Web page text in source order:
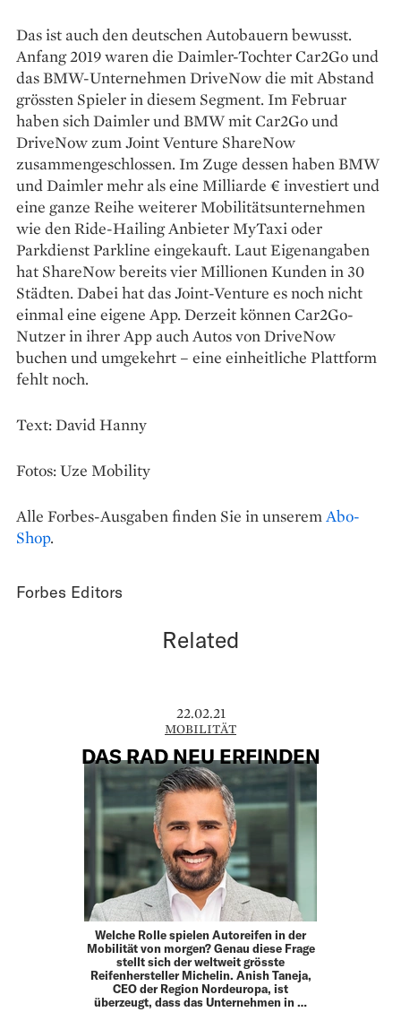
Das ist auch den deutschen Autobauern bewusst.
Anfang 2019 waren die Daimler-Tochter Car2Go und
das BMW-Unternehmen DriveNow die mit Abstand
grössten Spieler in diesem Segment. Im Februar
haben sich Daimler und BMW mit Car2Go und
DriveNow zum Joint Venture ShareNow
zusammengeschlossen. Im Zuge dessen haben BMW
und Daimler mehr als eine Milliarde € investiert und
eine ganze Reihe weiterer Mobilitätsunternehmen
wie den Ride-Hailing Anbieter MyTaxi oder
Parkdienst Parkline eingekauft. Laut Eigenangaben
hat ShareNow bereits vier Millionen Kunden in 30
Städten. Dabei hat das Joint-Venture es noch nicht
einmal eine eigene App. Derzeit können Car2Go-
Nutzer in ihrer App auch Autos von DriveNow
buchen und umgekehrt – eine einheitliche Plattform
fehlt noch.
Text: David Hanny
Fotos: Uze Mobility
Alle Forbes-Ausgaben finden Sie in unseremAbo-
Shop.
Forbes Editors
Related
22.02.21
MOBILITÄT
DAS RAD NEU ERFINDEN
Welche Rolle spielen Autoreifen in der
Mobilität von morgen? Genau diese Frage
stellt sich der weltweit grösste
Reifenhersteller Michelin. Anish Taneja,
CEO der Region Nordeuropa, ist
überzeugt, dass das Unternehmen in …